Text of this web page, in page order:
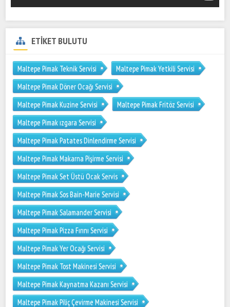
ETİKET BULUTU
Maltepe Pimak Teknik Servisi
Maltepe Pimak Yetkili Servisi
Maltepe Pimak Döner Ocağı Servisi
Maltepe Pimak Kuzine Servisi
Maltepe Pimak Fritöz Servisi
Maltepe Pimak ızgara Servisi
Maltepe Pimak Patates Dinlendirme Servisi
Maltepe Pimak Makarna Pişirme Servisi
Maltepe Pimak Set Üstü Ocak Servis
Maltepe Pimak Sos Bain-Marie Servisi
Maltepe Pimak Salamander Servisi
Maltepe Pimak Pizza Fırını Servisi
Maltepe Pimak Yer Ocağı Servisi
Maltepe Pimak Tost Makinesi Servisi
Maltepe Pimak Kaynatma Kazanı Servisi
Maltepe Pimak Piliç Çevirme Makinesi Servisi